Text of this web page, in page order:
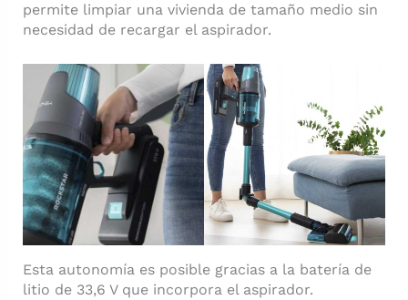
permite limpiar una vivienda de tamaño medio sin
necesidad de recargar el aspirador.
Esta autonomía es posible gracias a la batería de
litio de 33,6 V que incorpora el aspirador.